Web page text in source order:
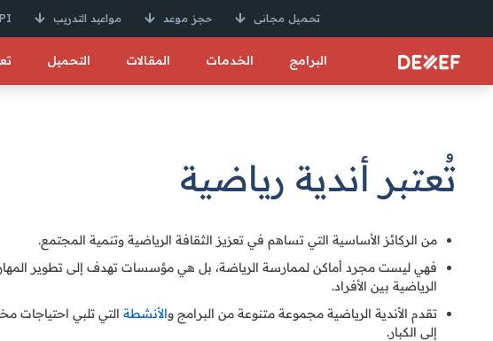
تحميل مجانى حجز موعد مواعيد التدريب
البرامج الخدمات المقالات التحميل
تُعتبر أندية رياضية
من الركائز الأساسية التي تساهم في تعزيز الثقافة الرياضية وتنمية المجتمع.
فهي ليست مجرد أماكن لممارسة الرياضة، بل هي مؤسسات تهدف إلى تطوير
الرياضية بين الأفراد.
تقدم الأندية الرياضية مجموعة متنوعة من البرامج والأنشطةالتي تلبي احتياجات
إلى الكبار.